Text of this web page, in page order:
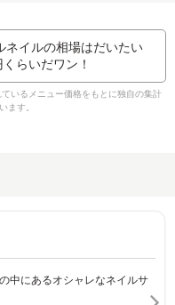
ネイルの相場はだいたい
くらいだワン！
いるメニュー価格をもとに独自の集計
ます。
中にあるオシャレなネイルサ